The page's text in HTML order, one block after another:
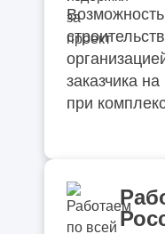
заказчика
при